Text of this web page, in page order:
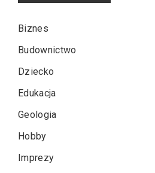
Biznes
Budownictwo
Dziecko
Edukacja
Geologia
Hobby
Imprezy